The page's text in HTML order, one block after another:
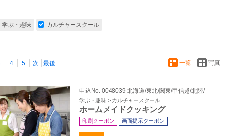
学ぶ・趣味 カルチャースクール
4 5 次 最後 一覧 写真
申込No. 0048039 北海道/東北/関東/甲信越/北陸/
学ぶ・趣味 > カルチャースクール
ホームメイドクッキング
印刷クーポン 画面提示クーポン